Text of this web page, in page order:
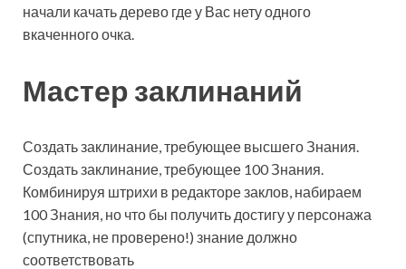
начали качать дерево где у Вас нету одного
вкаченного очка.
Мастер заклинаний
Создать заклинание, требующее высшего Знания.
Создать заклинание, требующее 100 Знания.
Комбинируя штрихи в редакторе заклов, набираем
100 Знания, но что бы получить достигу у персонажа
(спутника, не проверено!) знание должно
соответствовать